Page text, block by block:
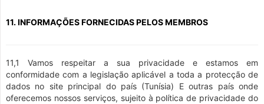
11. INFORMAÇÕES FORNECIDAS PELOS MEMBROS
11,1 Vamos respeitar a sua privacidade e estamos em
conformidade com a legislação aplicável a toda a protecção de
dados no site principal do país (Tunísia) E outras país onde
oferecemos nossos serviços, sujeito à política de privacidade do